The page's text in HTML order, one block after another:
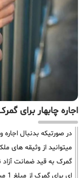
اجاره چابهار برای
در صورتیکه بدنبال اجاره
میتوانید از وثیقه های
گمرک به قید ضمانت آزاد